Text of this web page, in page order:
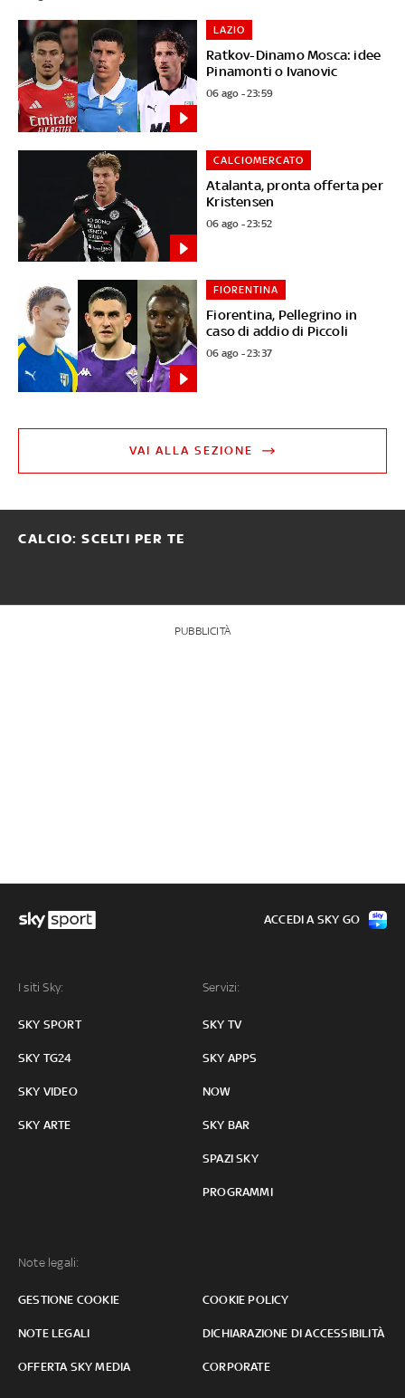
Ratkov-Dinamo Mosca: idee
Pinamonti o Ivanovic
LAZIO
06 ago - 23:59
Atalanta, pronta offerta per
Kristensen
CALCIOMERCATO
06 ago - 23:52
Fiorentina, Pellegrino in
caso di addio di Piccoli
FIORENTINA
06 ago - 23:37
VAI ALLA SEZIONE
CALCIO: SCELTI PER TE
PUBBLICITÀ
I siti Sky:
SKY SPORT
SKY TG24
SKY VIDEO
SKY ARTE
Servizi:
SKY TV
SKY APPS
NOW
SKY BAR
SPAZI SKY
PROGRAMMI
Note legali:
GESTIONE COOKIE COOKIE POLICY
NOTE LEGALI DICHIARAZIONE DI ACCESSIBILITÀ
OFFERTA SKY MEDIA CORPORATE
ACCEDI A SKY GO